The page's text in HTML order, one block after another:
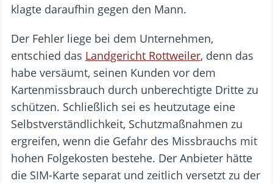
klagte daraufhin gegen den Mann.
Der Fehler liege bei dem Unternehmen,
entschied das Landgericht Rottweiler, denn das
habe versäumt, seinen Kunden vor dem
Kartenmissbrauch durch unberechtigte Dritte zu
schützen. Schließlich sei es heutzutage eine
Selbstverständlichkeit, Schutzmaßnahmen zu
ergreifen, wenn die Gefahr des Missbrauchs mit
hohen Folgekosten bestehe. Der Anbieter hätte
die SIM-Karte separat und zeitlich versetzt zu der